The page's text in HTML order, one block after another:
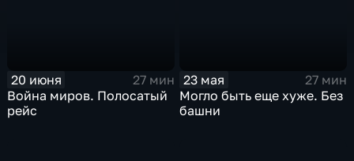
20 июня
27 мин
Война миров. Полосатый
рейс
23 мая
27 мин
Могло быть еще хуже. Без
башни